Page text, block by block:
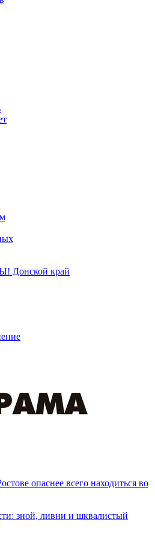
Донской край
опаснее всего находиться во
зной, ливни и шквалистый